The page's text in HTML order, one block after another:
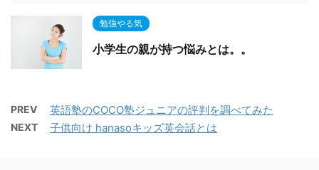
勉強やる気
小学生の親が持つ悩みとは。。
PREV 英語塾のCOCO塾ジュニアの評判を調べてみた
NEXT 子供向け hanasoキッズ英会話とは